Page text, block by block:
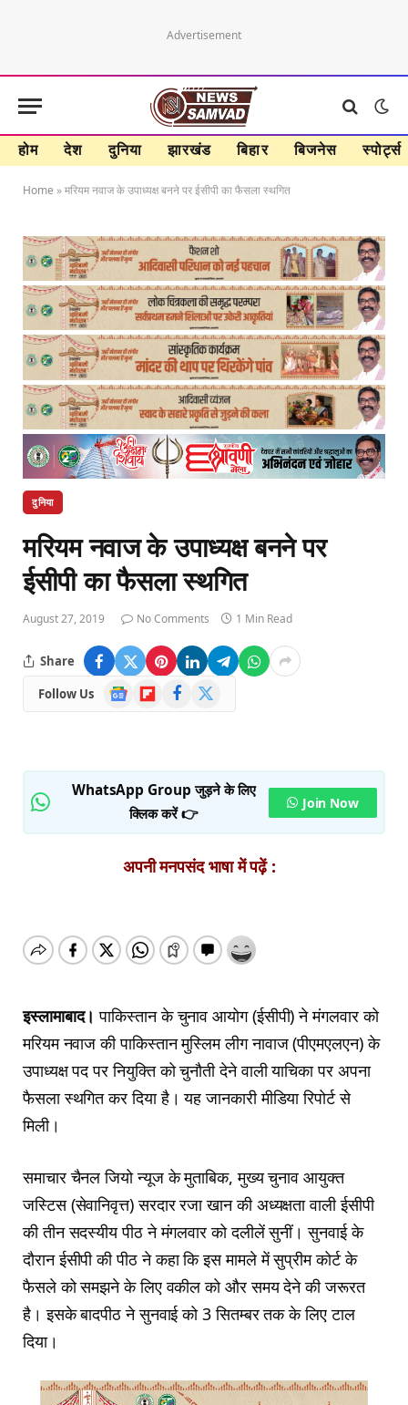
Advertisement
होम देश दुनिया झारखंड बिहार बिजनेस स्पोर्ट्स
Home »मरियम नवाज के उपाध्यक्ष बनने पर ईसीपी का फैसला स्थगित
दुनिया
मरियम नवाज के उपाध्यक्ष बनने पर
ईसीपी का फैसला स्थगित
August 27, 2019 No Comments 1 Min Read
Share
Follow Us
Google
News
FlipboardFacebook
WhatsApp Group जुड़ने के लिए
क्लिक करें 👉
Join Now
अपनी मनपसंद भाषा में पढ़ें :
इस्लामाबाद। पाकिस्तान के चुनाव आयोग (ईसीपी) ने मंगलवार को
मरियम नवाज की पाकिस्तान मुस्लिम लीग नावाज (पीएमएलएन) के
उपाध्यक्ष पद पर नियुक्ति को चुनौती देने वाली याचिका पर अपना
फैसला स्थगित कर दिया है। यह जानकारी मीडिया रिपोर्ट से
मिली।
समाचार चैनल जियो न्यूज के मुताबिक, मुख्य चुनाव आयुक्त
जस्टिस (सेवानिवृत्त) सरदार रजा खान की अध्यक्षता वाली ईसीपी
की तीन सदस्यीय पीठ ने मंगलवार को दलीलें सुनीं। सुनवाई के
दौरान ईसीपी की पीठ ने कहा कि इस मामले में सुप्रीम कोर्ट के
फैसले को समझने के लिए वकील को और समय देने की जरूरत
है। इसके बादपीठ ने सुनवाई को 3 सितम्बर तक के लिए टाल
दिया।